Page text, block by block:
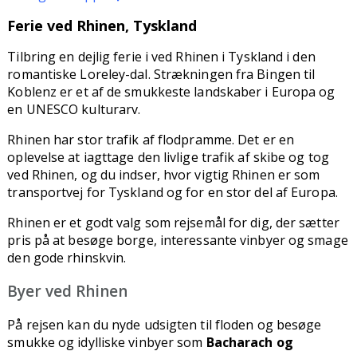
Ferie ved Rhinen, Tyskland
Tilbring en dejlig ferie i ved Rhinen i Tyskland i den
romantiske Loreley-dal. Strækningen fra Bingen til
Koblenz er et af de smukkeste landskaber i Europa og
en UNESCO kulturarv.
Rhinen har stor trafik af flodpramme. Det er en
oplevelse at iagttage den livlige trafik af skibe og tog
ved Rhinen, og du indser, hvor vigtig Rhinen er som
transportvej for Tyskland og for en stor del af Europa.
Rhinen er et godt valg som rejsemål for dig, der sætter
pris på at besøge borge, interessante vinbyer og smage
den gode rhinskvin.
Byer ved Rhinen
På rejsen kan du nyde udsigten til floden og besøge
smukke og idylliske vinbyer som Bacharach og